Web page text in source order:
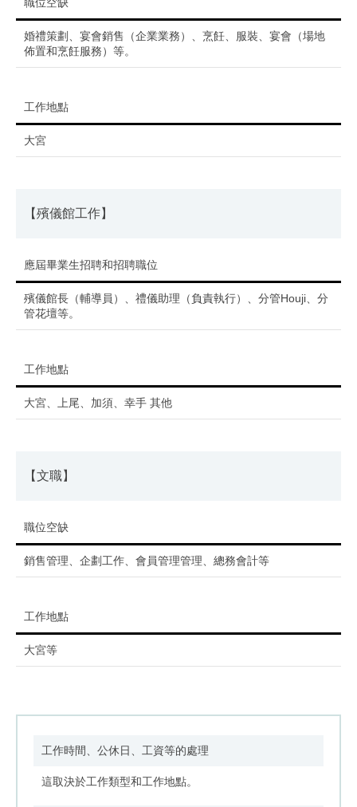
婚禮策劃、宴會銷售（企業業務）、烹飪、服裝、宴會（場地
佈置和烹飪服務）等。
工作地點
大宮
【殯儀館工作】
應屆畢業生招聘和招聘職位
殯儀館長（輔導員）、禮儀助理（負責執行）、分管Houji、分
管花壇等。
工作地點
大宮、上尾、加須、幸手 其他
【文職】
職位空缺
銷售管理、企劃工作、會員管理管理、總務會計等
工作地點
大宮等
工作時間、公休日、工資等的處理
這取決於工作類型和工作地點。